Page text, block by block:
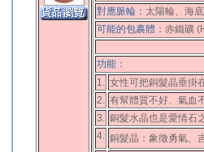
對應脈輪： 太陽輪、海
可能的包裹體： 赤鐵礦
功能：
1. 女性可把銅髮晶垂掛
2. 有幫體質不好、氣血
3. 銅髮水晶也是愛情石
4. 銅髮晶：象徵勇氣、